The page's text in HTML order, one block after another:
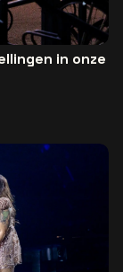
in onze